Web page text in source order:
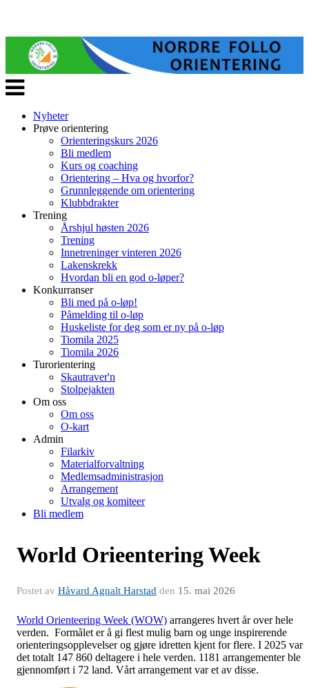
Veksle
navigasjon
Nyheter
Prøve orientering
Orienteringskurs 2026
Bli medlem
Kurs og coaching
Orientering – Hva og hvorfor?
Grunnleggende om orientering
Klubbdrakter
Trening
Årshjul høsten 2026
Trening
Innetreninger vinteren 2026
Lakenskrekk
Hvordan bli en god o-løper?
Konkurranser
Bli med på o-løp!
Påmelding til o-løp
Huskeliste for deg som er ny på o-løp
Tiomila 2025
Tiomila 2026
Turorientering
Skautraver'n
Stolpejakten
Om oss
Om oss
O-kart
Admin
Filarkiv
Materialforvaltning
Medlemsadministrasjon
Arrangement
Utvalg og komiteer
Bli medlem
World Orieentering Week
Postet av Håvard Agnalt Harstad den 15. mai 2026
World Orienteering Week (WOW) arrangeres hvert år over hele
verden. Formålet er å gi flest mulig barn og unge inspirerende
orienteringsopplevelser og gjøre idretten kjent for flere. I 2025 var
det totalt 147 860 deltagere i hele verden. 1181 arrangementer ble
gjennomført i 72 land. Vårt arrangement var et av disse.